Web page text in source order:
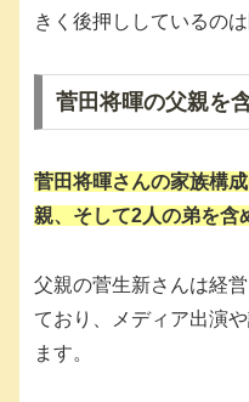
きく後押ししているの
菅田将暉の父親を
菅田将暉さんの家族構
親、そして2人の弟を含
父親の菅生新さんは経
ており、メディア出演
ます。